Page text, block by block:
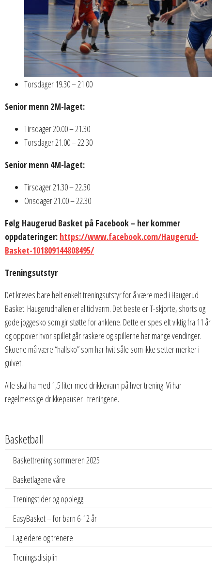
Torsdager 19.30 – 21.00
Senior menn 2M-laget:
Tirsdager 20.00 – 21.30
Torsdager 21.00 – 22.30
Senior menn 4M-laget:
Tirsdager 21.30 – 22.30
Onsdager 21.00 – 22.30
Følg Haugerud Basket på Facebook – her kommer
oppdateringer: https://www.facebook.com/Haugerud-
Basket-101809144808495/
Treningsutstyr
Det kreves bare helt enkelt treningsutstyr for å være med i Haugerud
Basket. Haugerudhallen er alltid varm. Det beste er T-skjorte, shorts og
gode joggesko som gir støtte for anklene. Dette er spesielt viktig fra 11 år
og oppover hvor spillet går raskere og spillerne har mange vendinger.
Skoene må være “hallsko” som har hvit såle som ikke setter merker i
gulvet.
Alle skal ha med 1,5 liter med drikkevann på hver trening. Vi har
regelmessige drikkepauser i treningene.
Basketball
Baskettrening sommeren 2025
Basketlagene våre
Treningstider og opplegg
EasyBasket – for barn 6-12 år
Lagledere og trenere
Treningsdisiplin